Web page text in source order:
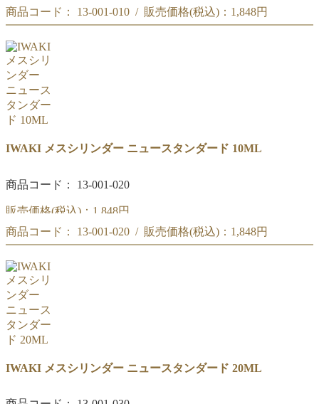
IWAKI メスシリンダー ニュースタンダード 5ML
商品コード： 13-001-010 / 販売価格(税込)： 1,848円
IWAKI メスシリンダー ニュースタンダード 5ML
IWAKI メスシリンダー ニュースタンダード 10ML
商品コード： 13-001-020
販売価格(税込)： 1,848円
IWAKI メスシリンダー ニュースタンダード 10ML
商品コード： 13-001-020 / 販売価格(税込)： 1,848円
IWAKI メスシリンダー ニュースタンダード 10ML
IWAKI メスシリンダー ニュースタンダード 20ML